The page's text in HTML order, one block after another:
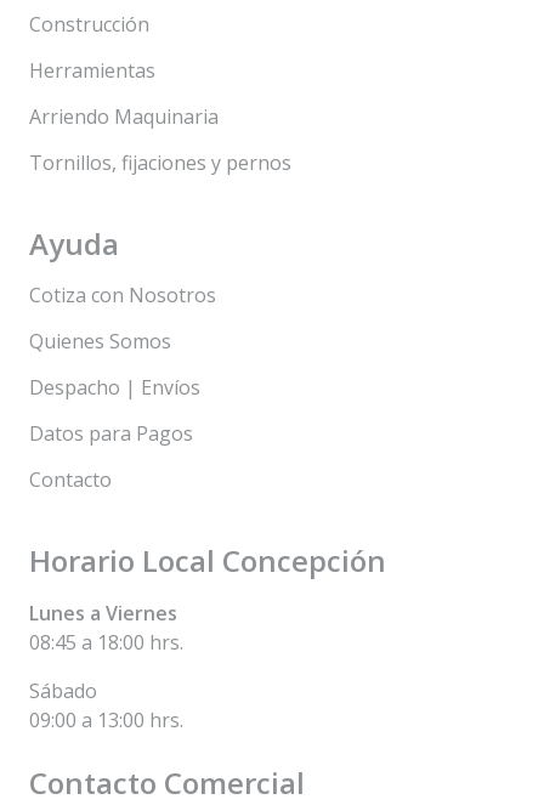
Construcción
Herramientas
Arriendo Maquinaria
Tornillos, fijaciones y pernos
Ayuda
Cotiza con Nosotros
Quienes Somos
Despacho | Envíos
Datos para Pagos
Contacto
Horario Local Concepción
Lunes a Viernes
08:45 a 18:00 hrs.
Sábado
09:00 a 13:00 hrs.
Contacto Comercial